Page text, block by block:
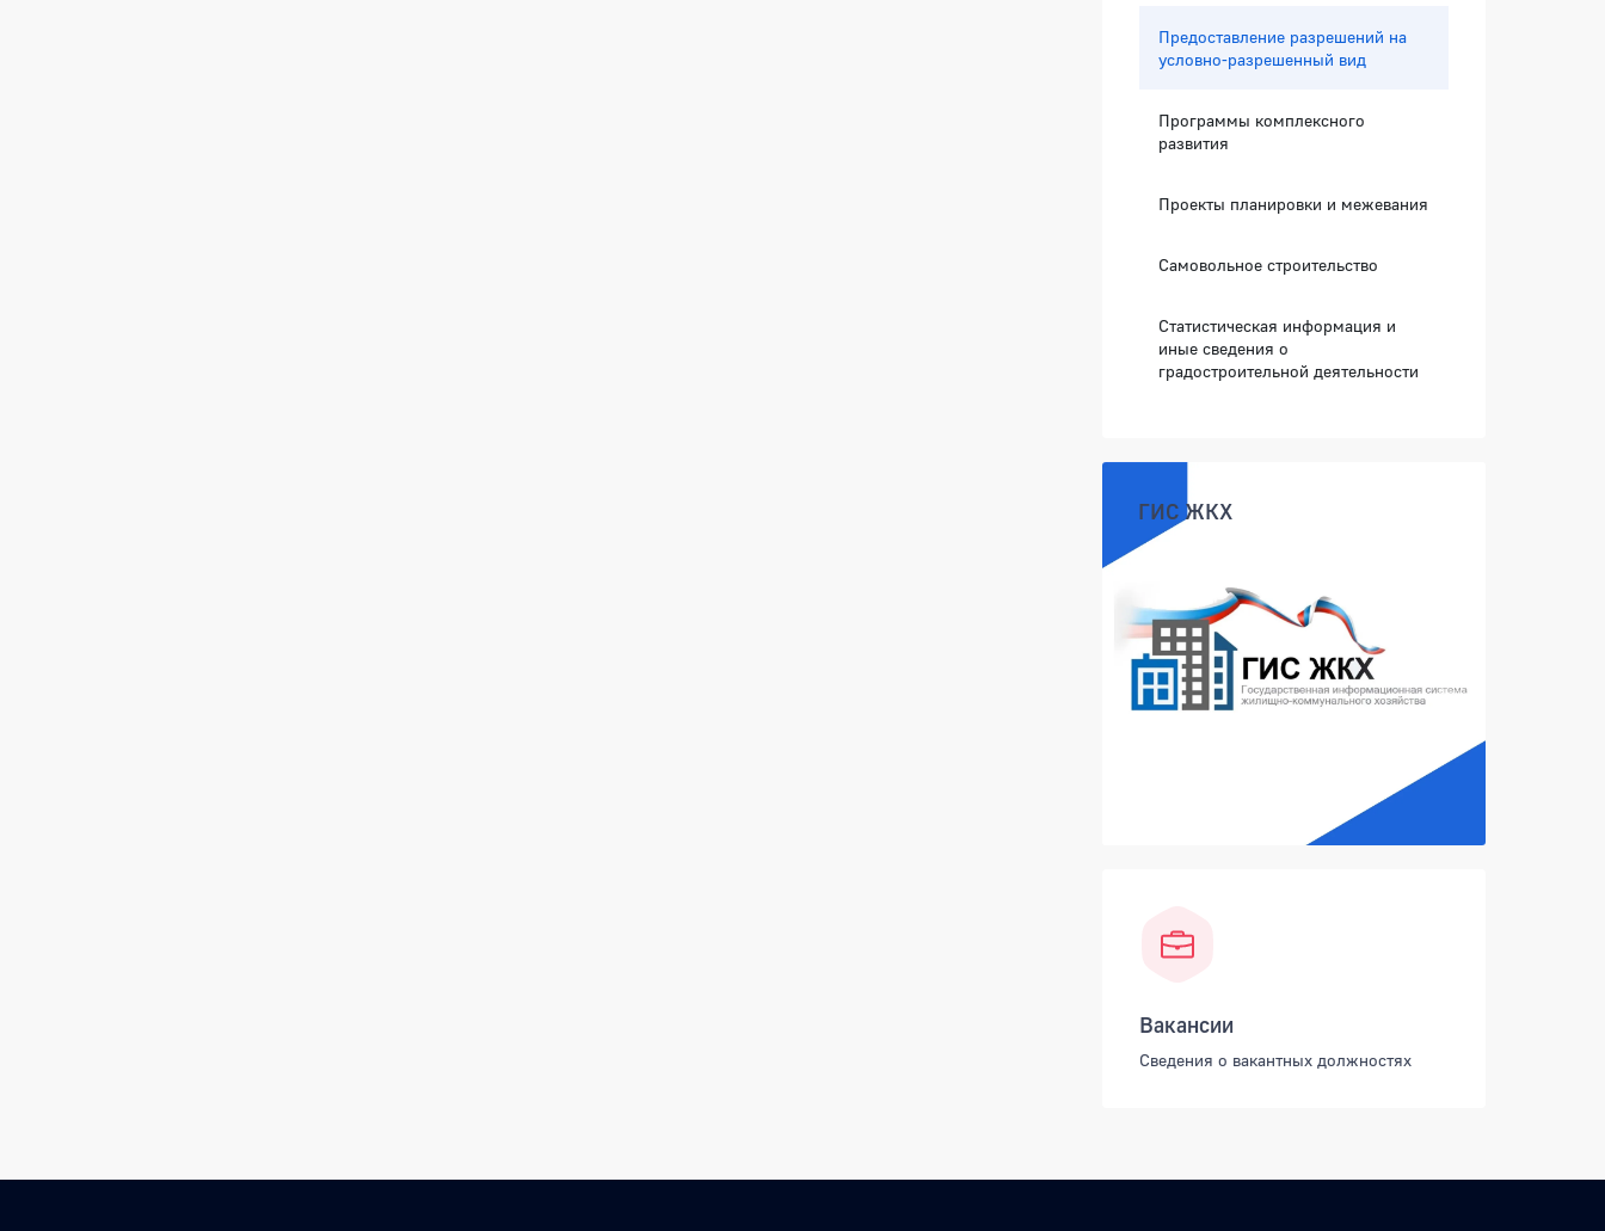
Предоставление разрешений на
условно-разрешенный вид
Программы комплексного
развития
Проекты планировки и межевания
Самовольное строительство
Статистическая информация и
иные сведения о
градостроительной деятельности
ГИС ЖКХ
Вакансии
Сведения о вакантных должностях